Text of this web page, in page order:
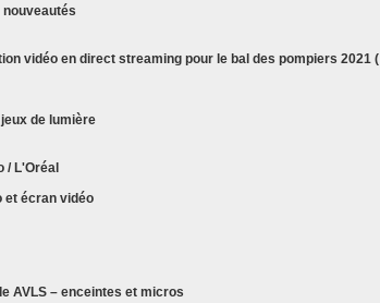
vidéo en direct streaming pour le bal des pompiers 2021 (
/ L'Oréal